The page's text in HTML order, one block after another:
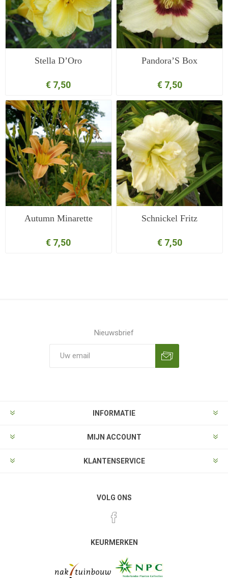
Stella D’Oro
€ 7,50
Pandora’S Box
€ 7,50
Autumn Minarette
€ 7,50
Schnickel Fritz
€ 7,50
Nieuwsbrief
INFORMATIE
MIJN ACCOUNT
KLANTENSERVICE
VOLG ONS
KEURMERKEN